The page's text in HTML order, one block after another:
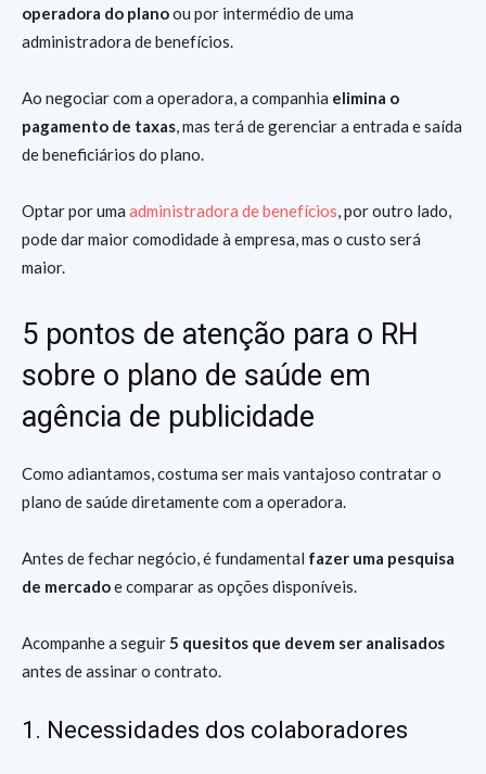
operadora do planoou por intermédio de uma
administradora de benefícios.
Ao negociar com a operadora, a companhia elimina o
pagamento de taxas, mas terá de gerenciar a entrada e saída
de beneficiários do plano.
Optar por uma administradora de benefícios, por outro lado,
pode dar maior comodidade à empresa, mas o custo será
maior.
5 pontos de atenção para o RH
sobre o plano de saúde em
agência de publicidade
Como adiantamos, costuma ser mais vantajoso contratar o
plano de saúde diretamente com a operadora.
Antes de fechar negócio, é fundamental fazer uma pesquisa
de mercadoe comparar as opções disponíveis.
Acompanhe a seguir5 quesitos que devem ser analisados
antes de assinar o contrato.
1. Necessidades dos colaboradores